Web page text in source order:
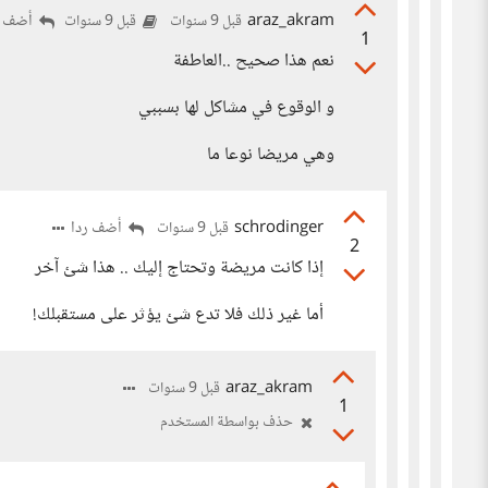
1
araz_akram قبل 9 سنوات قبل 9 سنوات أضف
نعم هذا صحيح ..العاطفة
و الوقوع في مشاكل لها بسببي
وهي مريضا نوعا ما
2
schrodinger قبل 9 سنوات أضف ردا
إذا كانت مريضة وتحتاج إليك .. هذا شئ آخر
أما غير ذلك فلا تدع شئ يؤثر على مستقبلك!
1
araz_akram قبل 9 سنوات
حذف بواسطة المستخدم